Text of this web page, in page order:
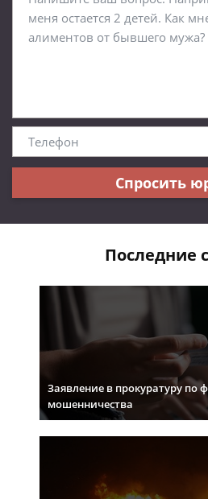
Спросить
Последние
Заявление в прокуратуру по
мошенничества